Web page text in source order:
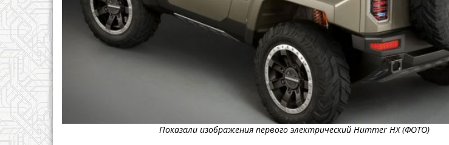
Показали изображения первого электрический Hummer HX (ФОТО)